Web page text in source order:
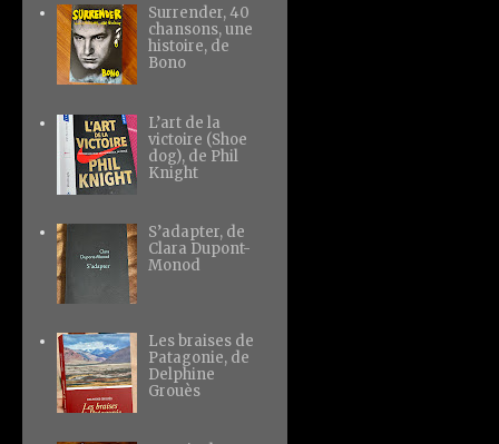
Surrender, 40
chansons, une
histoire, de
Bono
L’art de la
victoire (Shoe
dog), de Phil
Knight
S’adapter, de
Clara Dupont-
Monod
Les braises de
Patagonie, de
Delphine
Grouès